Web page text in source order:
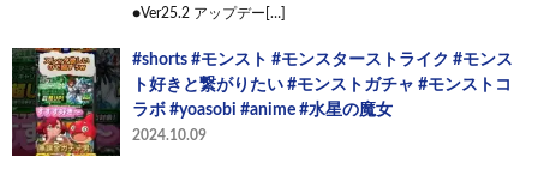
●Ver25.2 アップデー[…]
#shorts #モンスト #モンスターストライク #モンス
ト好きと繋がりたい #モンストガチャ #モンストコ
ラボ #yoasobi #anime #水星の魔女
2024.10.09